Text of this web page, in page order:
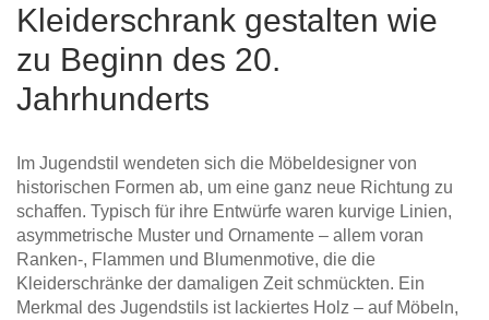
Kleiderschrank gestalten wie
zu Beginn des 20.
Jahrhunderts
Im Jugendstil wendeten sich die Möbeldesigner von
historischen Formen ab, um eine ganz neue Richtung zu
schaffen. Typisch für ihre Entwürfe waren kurvige Linien,
asymmetrische Muster und Ornamente – allem voran
Ranken-, Flammen und Blumenmotive, die die
Kleiderschränke der damaligen Zeit schmückten. Ein
Merkmal des Jugendstils ist lackiertes Holz – auf Möbeln,